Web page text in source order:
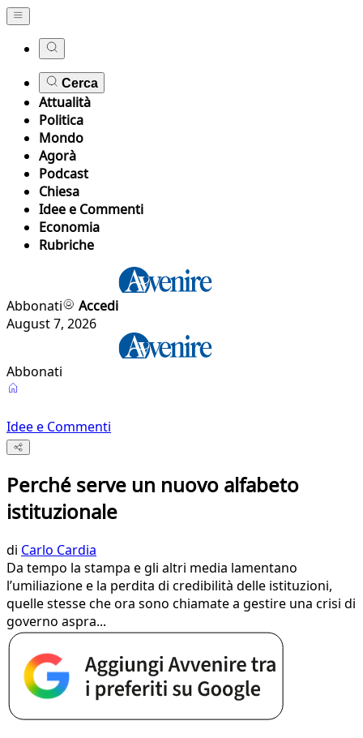
Cerca
Attualità
Politica
Mondo
Agorà
Podcast
Chiesa
Idee e Commenti
Economia
Rubriche
Abbonati
Accedi
August 7, 2026
Abbonati
Idee e Commenti
Perché serve un nuovo alfabeto
istituzionale
di Carlo Cardia
Da tempo la stampa e gli altri media lamentano
l’umiliazione e la perdita di credibilità delle istituzioni,
quelle stesse che ora sono chiamate a gestire una crisi di
governo aspra...